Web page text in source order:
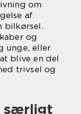
om
af
bilkørsel.
og
unge, eller
blive en del
trivsel og
særligt